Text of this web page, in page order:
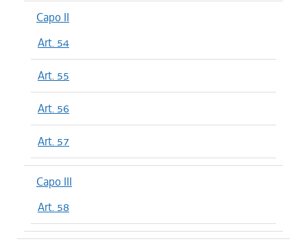
Capo II
Art. 54
Art. 55
Art. 56
Art. 57
Capo III
Art. 58